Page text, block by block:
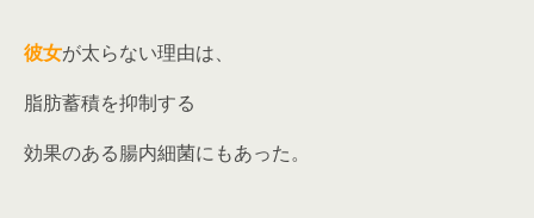
彼女が太らない理由は、
脂肪蓄積を抑制する
効果のある腸内細菌にもあった。